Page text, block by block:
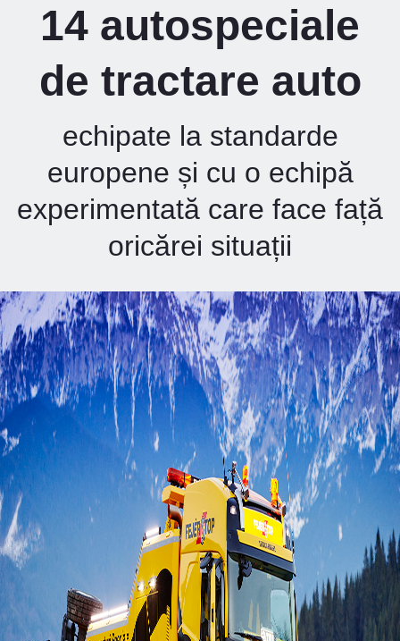
14 autospeciale
de tractare auto
echipate la standarde
europene și cu o echipă
experimentată care face față
oricărei situații